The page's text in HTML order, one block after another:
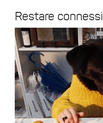
Restare connessi